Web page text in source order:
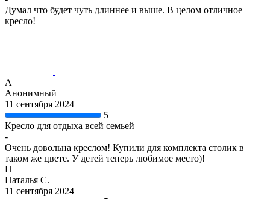
Думал что будет чуть длиннее и выше. В целом отличное
кресло!
А
Анонимный
11 сентября 2024
5
Кресло для отдыха всей семьей
-
Очень довольна креслом! Купили для комплекта столик в
таком же цвете. У детей теперь любимое место)!
Н
Наталья С.
11 сентября 2024